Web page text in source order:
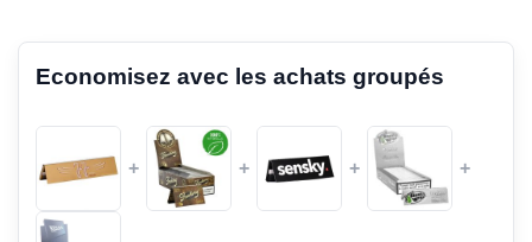
Economisez avec les achats groupés
+ + + +